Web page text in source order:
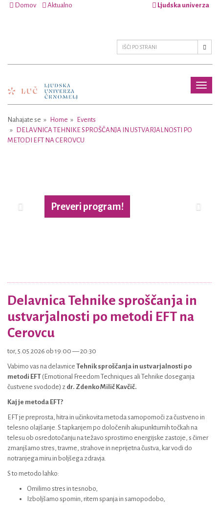
Domov Aktualno Ljudska univerza
Nahajate se Home
Events
DELAVNICA TEHNIKE SPROŠČANJA IN USTVARJALNOSTI PO
METODI EFT NA CEROVCU
Preveri program!
Delavnica Tehnike sproščanja in
ustvarjalnosti po metodi EFT na
Cerovcu
tor, 5.05.2026 ob 19:00 — 20:30
Vabimo vas na delavnice Tehnik sproščanja in ustvarjalnosti po
metodi EFT (Emotional Freedom Techniques ali Tehnike doseganja
čustvene svodode) z dr. Zdenko Milič Kavčič.
Kaj je metoda EFT?
EFT je preprosta, hitra in učinkovita metoda samopomoči za čustveno in
telesno olajšanje. S tapkanjem po določenih akupunkturnih točkah na
telesu ob osredotočanju na težavo sprostimo energijske zastoje, s čimer
zmanjšamo stres, travme, strahove in neprijetna čustva, kar vodi do
notranjega miru in boljšega zdravja.
S to metodo lahko:
Omilimo stres in tesnobo,
Izboljšamo spomin, ritem spanja in samopodobo,